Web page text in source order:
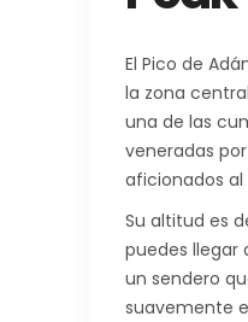
El Pico de
la zona
una de las
veneradas
aficionados al
Su altitud es
puedes llegar
un sendero
suavemente